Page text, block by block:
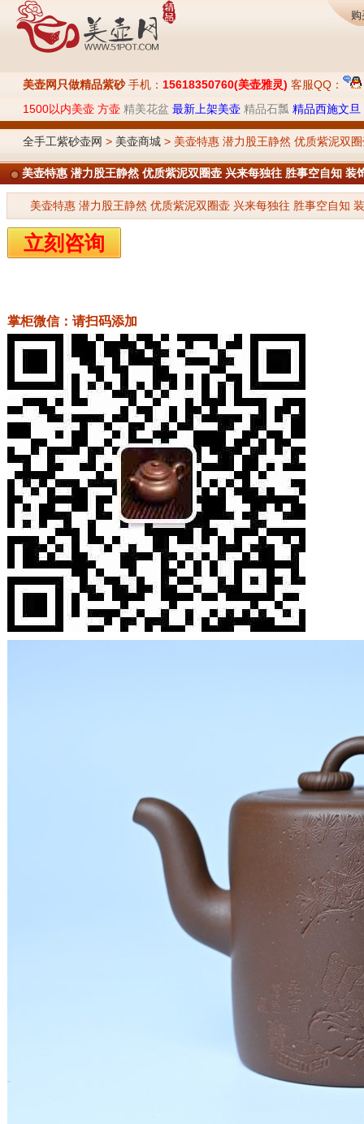
美壶网只做精品紫砂手机： 15618350760(美壶雅灵) 客服QQ：
1500以内美壶 方壶 精美花盆 最新上架美壶 精品石瓢 精品西施文旦
全手工紫砂壶网 > 美壶商城 > 美壶特惠 潜力股王静然 优质紫泥双
美壶特惠 潜力股王静然 优质紫泥双圈壶 兴来每独往 胜事空自知 装
美壶特惠 潜力股王静然 优质紫泥双圈壶 兴来每独往 胜事空自知
立刻咨询
掌柜微信：请扫码添加